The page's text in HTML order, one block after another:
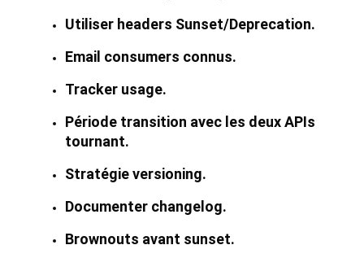
Utiliser headers Sunset/Deprecation.
Email consumers connus.
Tracker usage.
Période transition avec les deux APIs
tournant.
Stratégie versioning.
Documenter changelog.
Brownouts avant sunset.